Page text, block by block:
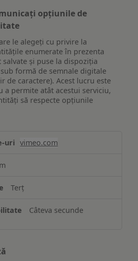
opțiunile de
le alegeți cu privire la
enumerate în prezenta
și puse la dispoziția
formă de semnale digitale
de caractere). Acest lucru este
a permite atât acestui serviciu,
să respecte opțiunile
vimeo.com
Terț
Câteva secunde